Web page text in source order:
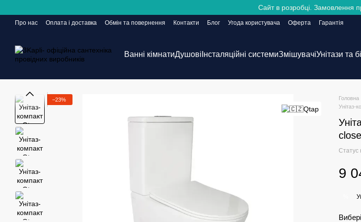
Сайт в розробці. Замовлення
Про нас Оплата і доставка Обмін та повернення Контакти Блог Угода користувача Оферта
Гарантія
Ванні кімнатиДушові Інсталяційні системиЗмішувачіУнітази та
−23% Головна
Унітаз-
Статус
9